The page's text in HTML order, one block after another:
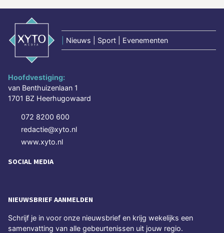
Nieuws | Sport | Evenementen
Hoofdvestiging:
van Benthuizenlaan 1
1701 BZ Heerhugowaard
072 8200 600
redactie@xyto.nl
www.xyto.nl
SOCIAL MEDIA
NIEUWSBRIEF AANMELDEN
Schrijf je in voor onze nieuwsbrief en krijg wekelijks een
samenvatting van alle gebeurtenissen uit jouw regio.